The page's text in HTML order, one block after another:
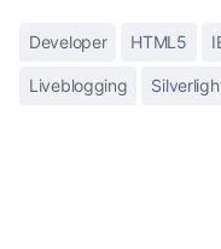
Developer HTML5
Liveblogging